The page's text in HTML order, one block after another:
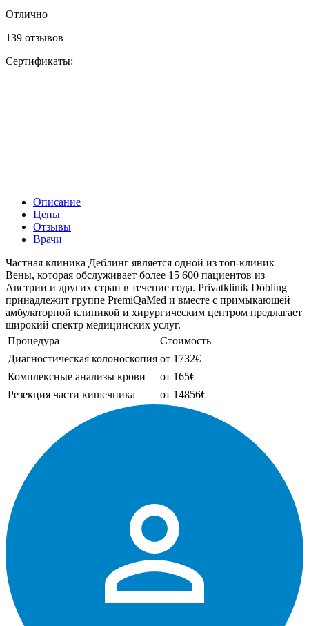
Отлично
139 отзывов
Сертификаты:
Описание
Цены
Отзывы
Врачи
Частная клиника Деблинг является одной из топ-клиник
Вены, которая обслуживает более 15 600 пациентов из
Австрии и других стран в течение года. Privatklinik Döbling
принадлежит группе PremiQaMed и вместе с примыкающей
амбулаторной клиникой и хирургическим центром предлагает
широкий спектр медицинских услуг.
Процедура
Стоимость
Диагностическая колоноскопия от 1732€
Комплексные анализы крови
от 165€
Резекция части кишечника
от 14856€